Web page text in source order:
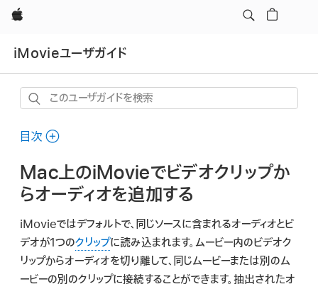
Apple
iMovieユーザガイド
こ
ユ
ザ
ガ
ド
を
検
索
目次
Mac上のiMovieでビデオクリップか
らオーディオを追加する
iMovieではデフォルトで、同じソースに含まれるオーディオとビ
デオが1つのクリップに読み込まれます。ムービー内のビデオク
リップからオーディオを切り離して、同じムービーまたは別のム
ービーの別のクリップに接続することができます。抽出されたオ